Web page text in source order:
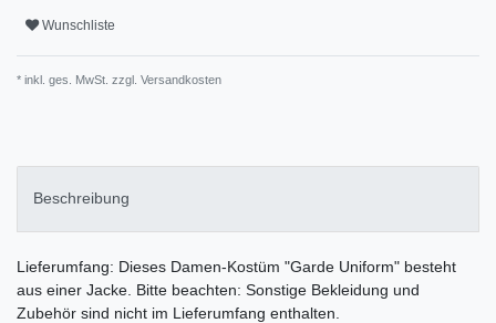
Wunschliste
* inkl. ges. MwSt. zzgl. Versandkosten
Beschreibung
Lieferumfang: Dieses Damen-Kostüm "Garde Uniform" besteht
aus einer Jacke. Bitte beachten: Sonstige Bekleidung und
Zubehör sind nicht im Lieferumfang enthalten.